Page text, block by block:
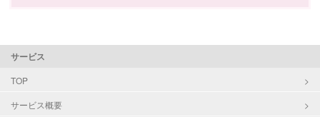
サービス
TOP
サービス概要